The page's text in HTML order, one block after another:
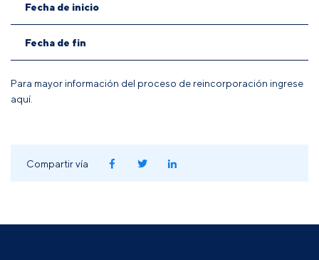
Fecha de inicio
Fecha de fin
Para mayor información del proceso de reincorporación ingrese
aquí.
Compartir vía